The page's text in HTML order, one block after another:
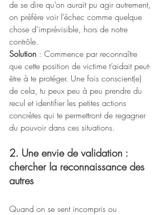
de se dire qu’on aurait pu agir autrement,
on préfère voir l’échec comme quelque
chose d’imprévisible, hors de notre
contrôle.
Solution : Commence par reconnaître
que cette position de victime t’aidait peut-
être à te protéger. Une fois conscient(e)
de cela, tu peux peu à peu prendre du
recul et identifier les petites actions
concrètes qui te permettront de regagner
du pouvoir dans ces situations.
2. Une envie de validation :
chercher la reconnaissance des
autres
Quand on se sent incompris ou